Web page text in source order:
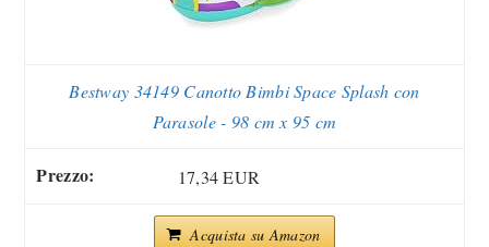
Bestway 34149 Canotto Bimbi Space Splash con
Parasole - 98 cm x 95 cm
17,34 EUR
Acquista su Amazon